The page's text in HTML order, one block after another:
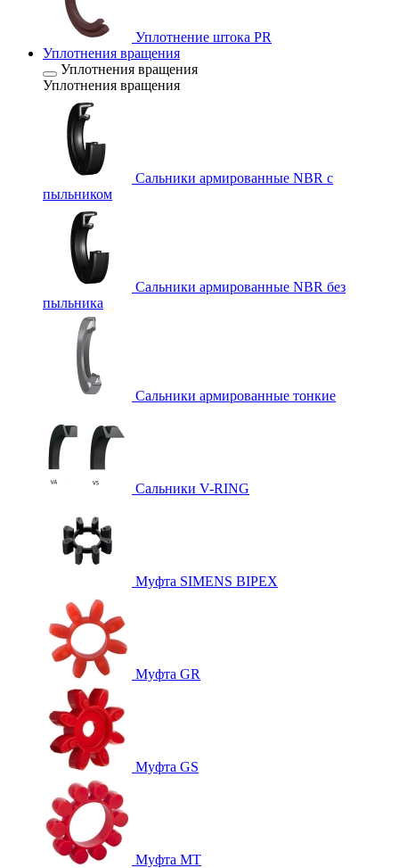
Уплотнение штока PR
Уплотнения вращения
Уплотнения вращения
Уплотнения вращения
Сальники армированные NBR с
пыльником
Сальники армированные NBR без
пыльника
Сальники армированные тонкие
Сальники V-RING
Муфта SIMENS BIPEX
Муфта GR
Муфта GS
Муфта MT